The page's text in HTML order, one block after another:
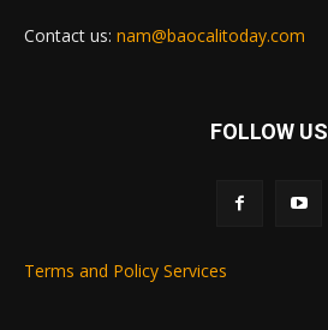
Contact us: nam@baocalitoday.com
FOLLOW US
Terms and Policy Services